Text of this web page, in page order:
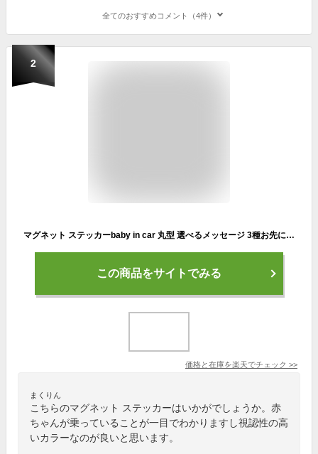
全てのおすすめコメント（4件）
2
マグネット ステッカーbaby in car 丸型 選べるメッセージ 3種お先にどうぞ 安全運転中 急ブレーキ注意 ベビーインカー 赤ちゃんが乗っています ベビー キャラクター 車 シール 楽天 通販【文字変更対象商品】
この商品をサイトでみる
価格と在庫を楽天でチェック >>
まくりん
こちらのマグネット ステッカーはいかがでしょうか。赤
ちゃんが乗っていることが一目でわかりますし視認性の高
いカラーなのが良いと思います。